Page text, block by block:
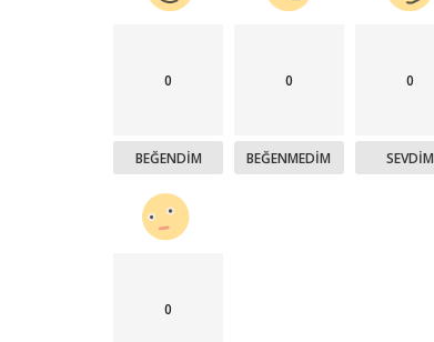
0
BEĞENDIM
0
BEĞENMEDIM
0
SEVDIM
0